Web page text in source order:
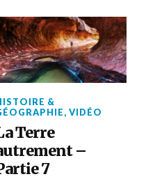
&
,VIDÉO
Terre
–
7